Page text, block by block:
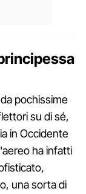
pochissime
su di sé,
in Occidente
ha infatti
una sorta di